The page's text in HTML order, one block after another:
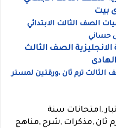
بيت
الصف الثالث الابتدائي
حساني
الصف الثالث
ترم ثان ،ورقتين لمستر
3 ب,اختبار ,امتحانات سنة
ثان ,مذكرات ,شرح ,مناهج